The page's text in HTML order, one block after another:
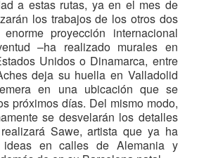
a estas rutas, ya en el mes de
los trabajos de los otros dos
proyección internacional
–ha realizado murales en
Unidos o Dinamarca, entre
deja su huella en Valladolid
en una ubicación que se
próximos días. Del mismo modo,
se desvelarán los detalles
Sawe, artista que ya ha
ideas en calles de Alemania y